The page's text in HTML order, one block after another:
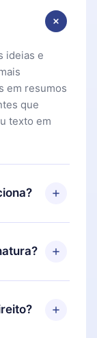
ideias e
em resumos
que
texto em
a
motivo
basta
do
se
para